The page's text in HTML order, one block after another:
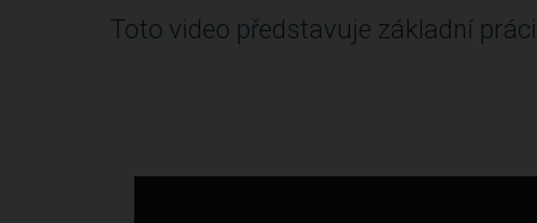
Toto video představuje základní